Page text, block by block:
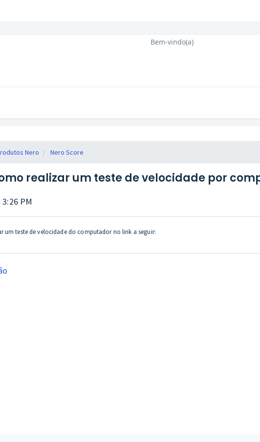
Bem-vindo(a)
Nero Nero Score
realizar um teste de velocidade por
PM
teste de velocidade do computador no link a seguir: